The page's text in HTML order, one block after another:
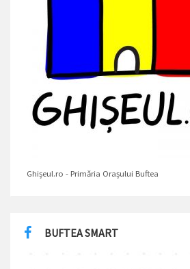
Ghișeul.ro - Primăria Orașului Buftea
BUFTEA SMART